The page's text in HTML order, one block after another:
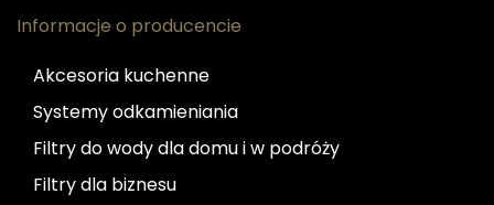
Informacje o producencie
Akcesoria kuchenne
Systemy odkamieniania
Filtry do wody dla domu i w podróży
Filtry dla biznesu